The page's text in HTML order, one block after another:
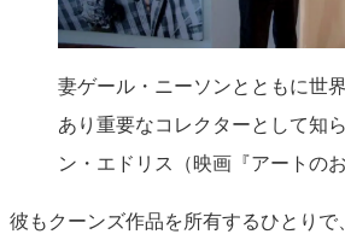
妻ゲール・ニーソンとともに世
あり重要なコレクターとして知
ン・エドリス（映画『アートの
彼もクーンズ作品を所有するひとりで